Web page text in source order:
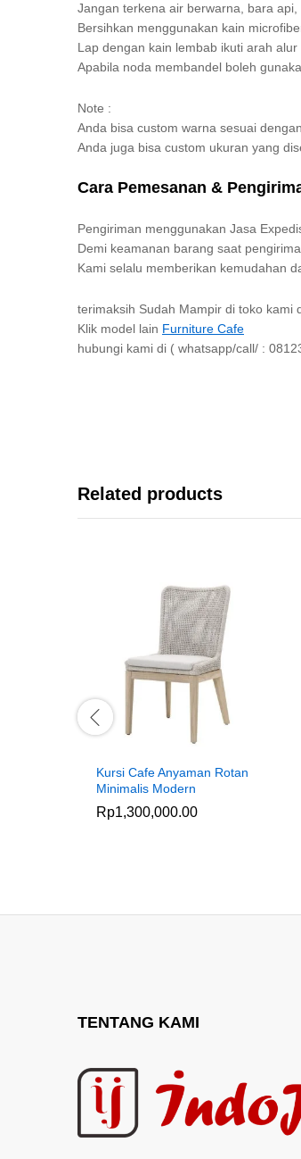
Jangan terkena air berwarna, bara api,
Bersihkan menggunakan kain
Lap dengan kain lembab ikuti arah alur
Apabila noda membandel boleh
Note :
Anda bisa custom warna sesuai
Anda juga bisa custom ukuran yang
Cara Pemesanan &
Pengiriman menggunakan Jasa
Demi keamanan barang saat
Kami selalu memberikan kemudahan
terimaksih Sudah Mampir di toko kami
Klik model lain Furniture Cafe
hubungi kami di ( whatsapp/call/ :
Related products
Kursi Cafe Anyaman Rotan
Minimalis Modern
Rp1,300,000.00
TENTANG KAMI